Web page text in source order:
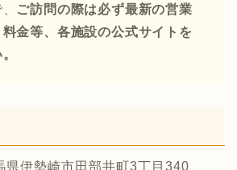
ご訪問の際は必ず最新の営業
料金等、各施設の公式サイトを
県伊勢崎市田部井町3丁目340